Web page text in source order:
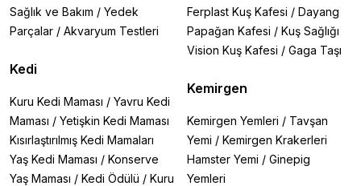
Sağlık ve Bakım / Yedek
Parçalar / Akvaryum Testleri
Kedi
Kuru Kedi Maması / Yavru Kedi
Maması / Yetişkin Kedi Maması
Kısırlaştırılmış Kedi Mamaları
Yaş Kedi Maması / Konserve
Yaş Maması / Kedi Ödülü / Kuru
Ferplast Kuş Kafesi / Dayang
Papağan Kafesi / Kuş Sağlığı
Vision Kuş Kafesi / Gaga Taşı
Kemirgen
Kemirgen Yemleri / Tavşan
Yemi / Kemirgen Krakerleri
Hamster Yemi / Ginepig
Yemleri